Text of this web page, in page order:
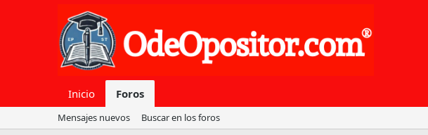
Inicio Foros
Mensajes nuevos
Buscar en los foros